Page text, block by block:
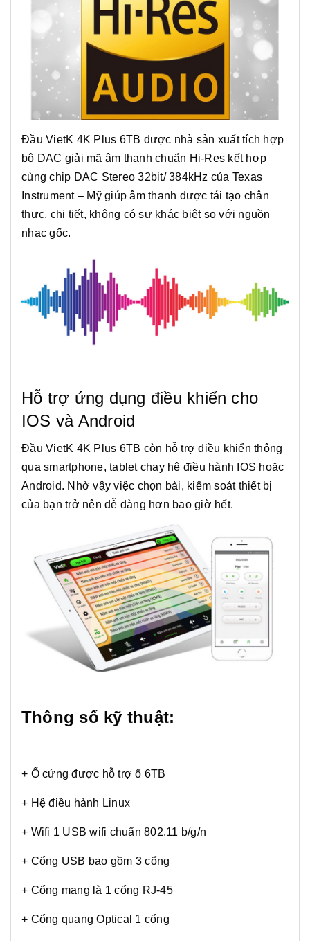
Đầu VietK 4K Plus 6TB được nhà sản xuất tích hợp
bộ DAC giải mã âm thanh chuẩn Hi-Res kết hợp
cùng chip DAC Stereo 32bit/ 384kHz của Texas
Instrument – Mỹ giúp âm thanh được tái tạo chân
thực, chi tiết, không có sự khác biệt so với nguồn
nhạc gốc.
Hỗ trợ ứng dụng điều khiển cho
IOS và Android
Đầu VietK 4K Plus 6TB còn hỗ trợ điều khiển thông
qua smartphone, tablet chạy hệ điều hành IOS hoặc
Android. Nhờ vậy việc chọn bài, kiểm soát thiết bị
của bạn trở nên dễ dàng hơn bao giờ hết.
Thông số kỹ thuật:
+ Ổ cứng được hỗ trợ ổ 6TB
+ Hệ điều hành Linux
+ Wifi 1 USB wifi chuẩn 802.11 b/g/n
+ Cổng USB bao gồm 3 cổng
+ Cổng mạng là 1 cổng RJ-45
+ Cổng quang Optical 1 cổng